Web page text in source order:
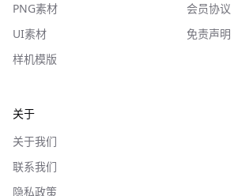
PNG素材
UI素材
样机模版
会员协议
免责声明
关于
关于我们
联系我们
隐私政策